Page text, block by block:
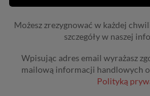
Możesz zrezygnować w każdej
szczegóły w naszej
Wpisując adres email wyrażasz
mailową informacji handlowych
Polityką